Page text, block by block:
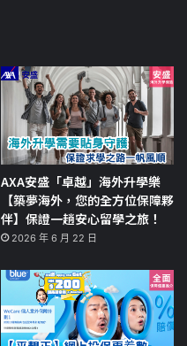
AXA安盛「卓越」海外升學樂
【築夢海外，您的全方位保障夥
伴】保證一趟安心留學之旅！
2026 年 6 月 22 日